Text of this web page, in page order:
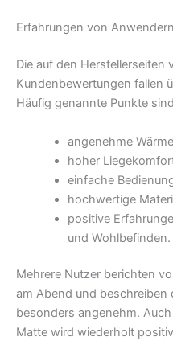
Erfahrungen von Anwendern
Die auf den Herstellerseiten
Kundenbewertungen fallen
Häufig genannte Punkte
angenehme
hoher
einfache
hochwertige
positive
und Wohlbefinden.
Mehrere Nutzer berichten
am Abend und beschreiben
besonders angenehm.
Matte wird wiederholt